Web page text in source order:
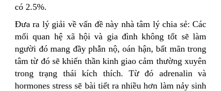
có 2.5%.
Đưa ra lý giải về vấn đề này nhà tâm lý chia sẻ: Các
mối quan hệ xã hội và gia đình không tốt sẽ làm
người đó mang đầy phẫn nộ, oán hận, bất mãn trong
tâm từ đó sẽ khiến thần kinh giao cảm thường xuyên
trong trạng thái kích thích. Từ đó adrenalin và
hormones stress sẽ bài tiết ra nhiều hơn làm nảy sinh